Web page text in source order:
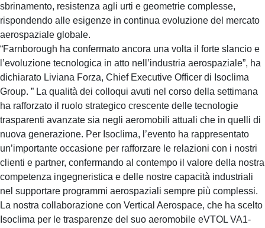
sbrinamento, resistenza agli urti e geometrie complesse,
rispondendo alle esigenze in continua evoluzione del mercato
aerospaziale globale.
“Farnborough ha confermato ancora una volta il forte slancio e
l’evoluzione tecnologica in atto nell’industria aerospaziale”, ha
dichiarato Liviana Forza, Chief Executive Officer di Isoclima
Group. ” La qualità dei colloqui avuti nel corso della settimana
ha rafforzato il ruolo strategico crescente delle tecnologie
trasparenti avanzate sia negli aeromobili attuali che in quelli di
nuova generazione. Per Isoclima, l’evento ha rappresentato
un’importante occasione per rafforzare le relazioni con i nostri
clienti e partner, confermando al contempo il valore della nostra
competenza ingegneristica e delle nostre capacità industriali
nel supportare programmi aerospaziali sempre più complessi.
La nostra collaborazione con Vertical Aerospace, che ha scelto
Isoclima per le trasparenze del suo aeromobile eVTOL VA1-